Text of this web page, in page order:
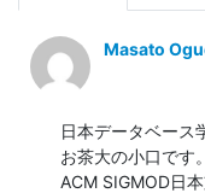
Masato
日本データベース
お茶大の小口です。
ACM SIGMOD日